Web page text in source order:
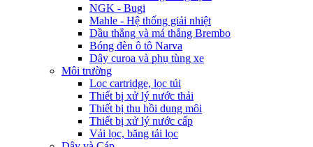
NGK - Bugi
Mahle - Hệ thống giải nhiệt
Dầu thắng và má thắng Brembo
Bóng đèn ô tô Narva
Dây curoa và phụ tùng xe
Môi trường
Lọc cartridge, lọc túi
Thiết bị xử lý nước thải
Thiết bị thu hồi dung môi
Thiết bị xử lý nước cấp
Vải lọc, băng tải lọc